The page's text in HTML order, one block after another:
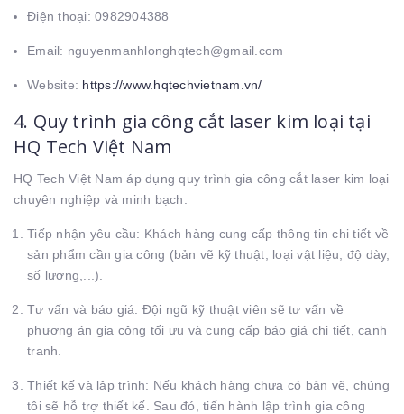
Điện thoại: 0982904388
Email: nguyenmanhlonghqtech@gmail.com
Website: https://www.hqtechvietnam.vn/
4. Quy trình gia công cắt laser kim loại tại
HQ Tech Việt Nam
HQ Tech Việt Nam áp dụng quy trình gia công cắt laser kim loại
chuyên nghiệp và minh bạch:
Tiếp nhận yêu cầu: Khách hàng cung cấp thông tin chi tiết về
sản phẩm cần gia công (bản vẽ kỹ thuật, loại vật liệu, độ dày,
số lượng,...).
Tư vấn và báo giá: Đội ngũ kỹ thuật viên sẽ tư vấn về
phương án gia công tối ưu và cung cấp báo giá chi tiết, cạnh
tranh.
Thiết kế và lập trình: Nếu khách hàng chưa có bản vẽ, chúng
tôi sẽ hỗ trợ thiết kế. Sau đó, tiến hành lập trình gia công